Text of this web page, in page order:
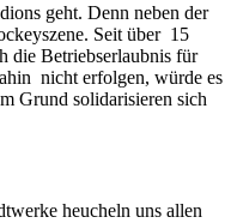
geht. Denn neben der
Seit über 15
die Betriebserlaubnis für
nicht erfolgen, würde es
Grund solidarisieren sich
heucheln uns allen